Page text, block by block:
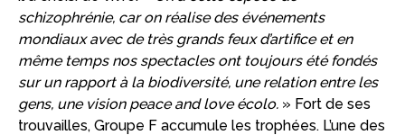
schizophrénie, car on réalise des événements
mondiaux avec de très grands feux d’artifice et en
même temps nos spectacles ont toujours été fondés
sur un rapport à la biodiversité, une relation entre les
gens, une vision peace and love écolo. » Fort de ses
trouvailles, Groupe F accumule les trophées. L’une des